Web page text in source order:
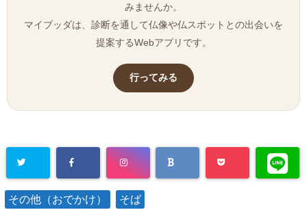
みませんか。
マイブッダは、診断を通して仏像や仏スポットとの出会いを
提案するWebアプリです。
行ってみる
その他（おでかけ） そば